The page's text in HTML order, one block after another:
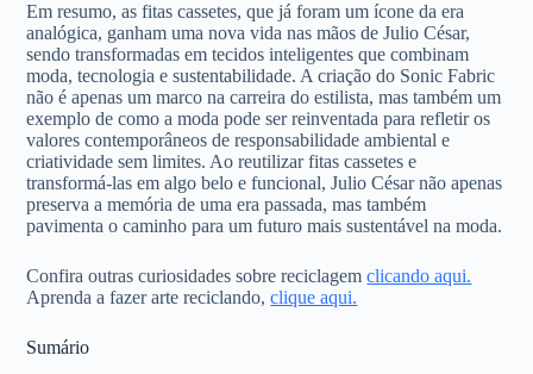
Em resumo, as fitas cassetes, que já foram um ícone da era
analógica, ganham uma nova vida nas mãos de Julio César,
sendo transformadas em tecidos inteligentes que combinam
moda, tecnologia e sustentabilidade. A criação do Sonic Fabric
não é apenas um marco na carreira do estilista, mas também um
exemplo de como a moda pode ser reinventada para refletir os
valores contemporâneos de responsabilidade ambiental e
criatividade sem limites. Ao reutilizar fitas cassetes e
transformá-las em algo belo e funcional, Julio César não apenas
preserva a memória de uma era passada, mas também
pavimenta o caminho para um futuro mais sustentável na moda.
Confira outras curiosidades sobre reciclagemclicando aqui.
Aprenda a fazer arte reciclando,clique aqui.
Sumário